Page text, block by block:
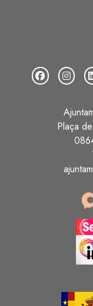
Plaça